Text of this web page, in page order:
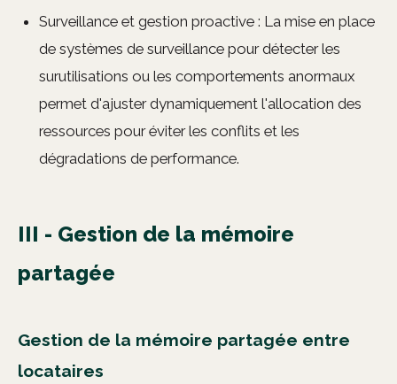
Surveillance et gestion proactive : La mise en place
de systèmes de surveillance pour détecter les
surutilisations ou les comportements anormaux
permet d'ajuster dynamiquement l'allocation des
ressources pour éviter les conflits et les
dégradations de performance.
III - Gestion de la mémoire
partagée
Gestion de la mémoire partagée entre
locataires